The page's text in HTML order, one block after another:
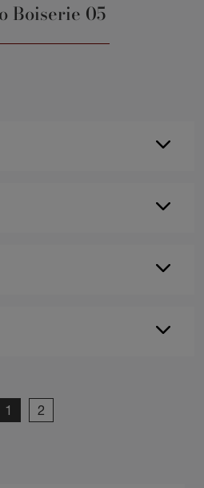
Boiserie 05
1 2